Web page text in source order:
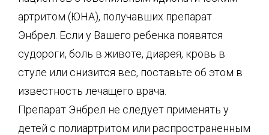
артритом (ЮНА), получавших препарат
Энбрел. Если у Вашего ребенка появятся
судороги, боль в животе, диарея, кровь в
стуле или снизится вес, поставьте об этом в
известность лечащего врача.
Препарат Энбрел не следует применять у
детей с полиартритом или распространенным